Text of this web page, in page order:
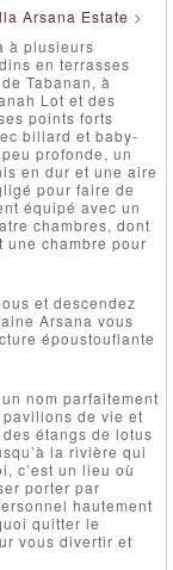
Arsana Estate >
à plusieurs
en terrasses
Tabanan, à
Lot et des
points forts
billard et baby-
profonde, un
en dur et une aire
pour faire de
équipé avec un
chambres, dont
chambre pour
et descendez
Arsana vous
époustouflante
nom parfaitement
de vie et
étangs de lotus
la rivière qui
c’est un lieu où
porter par
hautement
quitter le
vous divertir et